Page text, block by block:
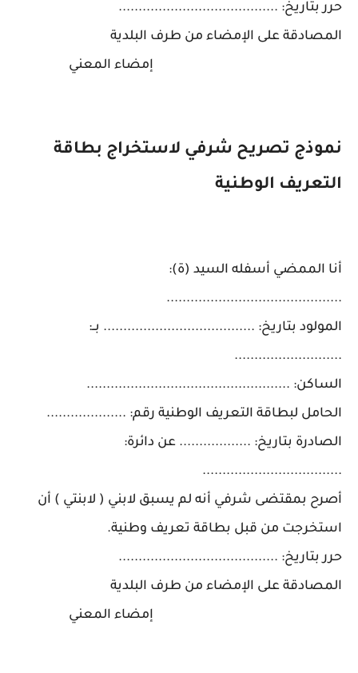
حرر بتاريخ: ........................................
المصادقة على الإمضاء من طرف البلدية
إمضاء المعني
نموذج تصريح شرفي لاستخراج بطاقة
التعريف الوطنية
أنا الممضي أسفله السيد (ة):
............................................
المولود بتاريخ: ...................................... بــ:
...........................
الساكن: ...................................................
الحامل لبطاقة التعريف الوطنية رقم: ....................
الصادرة بتاريخ: .................. عن دائرة:
...................................
أصرح بمقتضى شرفي أنه لم يسبق لابني ( لابنتي ) أن
استخرجت من قبل بطاقة تعريف وطنية.
حرر بتاريخ: ........................................
المصادقة على الإمضاء من طرف البلدية
إمضاء المعني